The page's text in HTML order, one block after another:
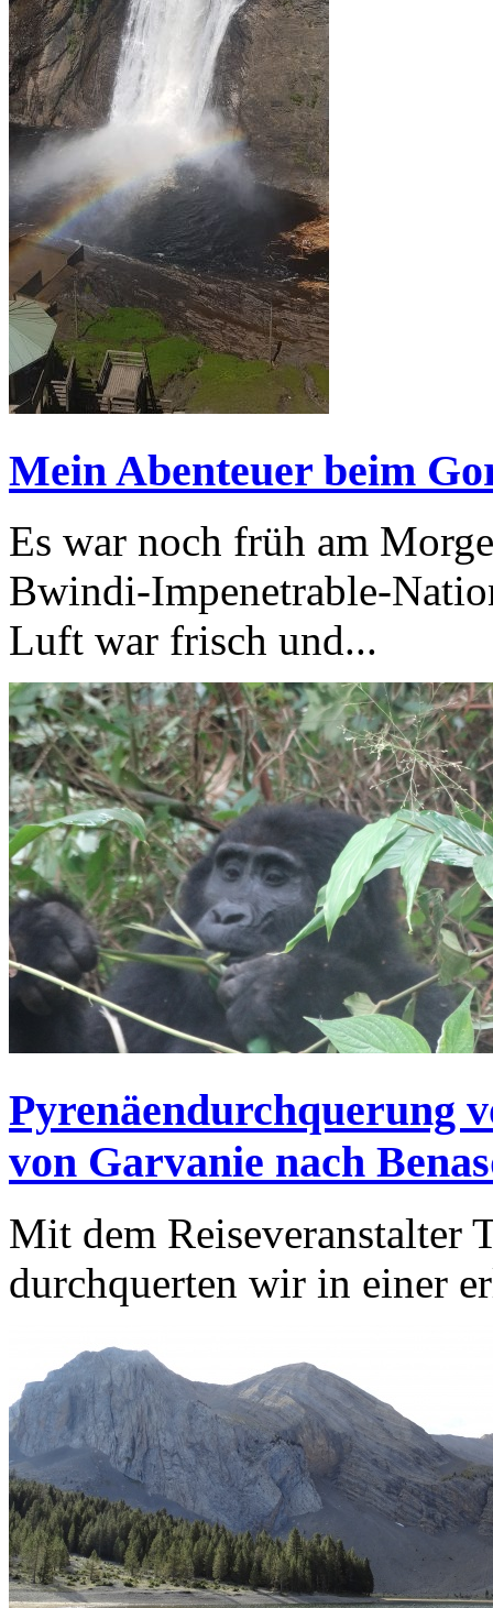
Mein Abenteuer beim
Es war noch früh am
Bwindi-Impenetrable-
Luft war frisch und...
Pyrenäendurchquerung
von Garvanie nach
Mit dem Reiseveranstalter
durchquerten wir in einer